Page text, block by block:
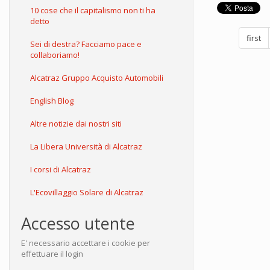
10 cose che il capitalismo non ti ha
detto
Sei di destra? Facciamo pace e
collaboriamo!
Alcatraz Gruppo Acquisto Automobili
English Blog
Altre notizie dai nostri siti
La Libera Università di Alcatraz
I corsi di Alcatraz
L'Ecovillaggio Solare di Alcatraz
Accesso utente
E' necessario accettare i cookie per
effettuare il login
first